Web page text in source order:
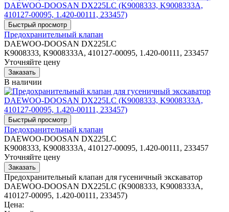
Предохранительный клапан
DAEWOO-DOOSAN DX225LC
K9008333, K9008333A, 410127-00095, 1.420-00111, 233457
Уточняйте цену
В наличии
Предохранительный клапан
DAEWOO-DOOSAN DX225LC
K9008333, K9008333A, 410127-00095, 1.420-00111, 233457
Уточняйте цену
Предохранительный клапан для гусеничный экскаватор
DAEWOO-DOOSAN DX225LC (K9008333, K9008333A,
410127-00095, 1.420-00111, 233457)
Цена: